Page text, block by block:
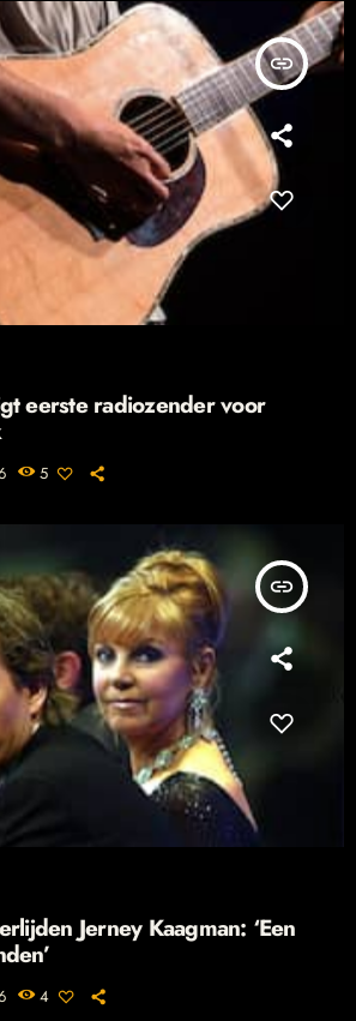
insert_link
eerste radiozender voor
5
insert_link
Jerney Kaagman: ‘Een
4